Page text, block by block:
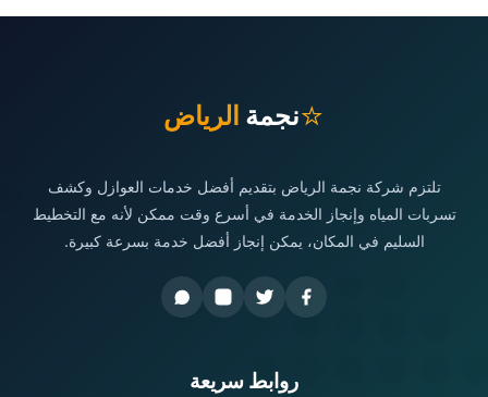
⭐نجمة الرياض
تلتزم شركة نجمة الرياض بتقديم أفضل خدمات العوازل وكشف
تسربات المياه وإنجاز الخدمة في أسرع وقت ممكن لأنه مع التخطيط
السليم في المكان، يمكن إنجاز أفضل خدمة بسرعة كبيرة.
روابط سريعة